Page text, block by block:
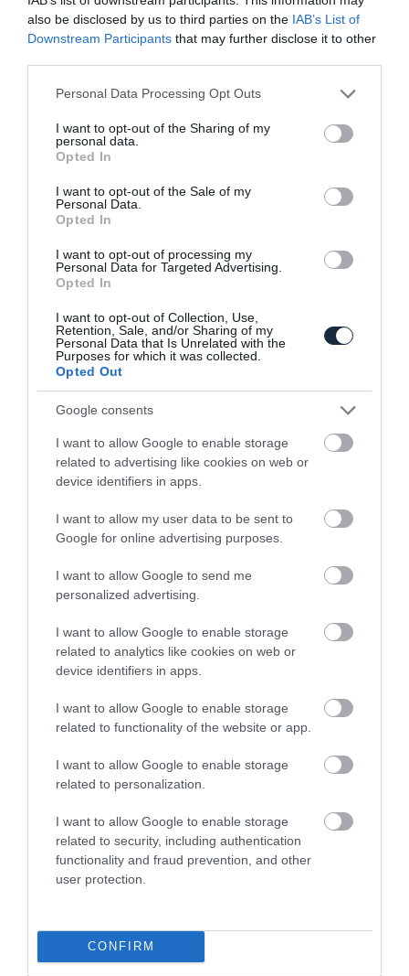
also be disclosed by us to third parties on the IAB’s List of
Downstream Participants that may further disclose it to other
Please note that this website/app uses one or more Google
not limited to your visit or usage behaviour. You may click to
grant or deny consent to Google and its third-party tags to
use your data for below specified purposes in below Google
consent section.
Personal Data Processing Opt Outs
I want to opt-out of the Sharing of my
personal data.
Opted In
I want to opt-out of the Sale of my
Personal Data.
Opted In
I want to opt-out of processing my
Personal Data for Targeted Advertising.
Opted In
I want to opt-out of Collection, Use,
Retention, Sale, and/or Sharing of my
Personal Data that Is Unrelated with the
Purposes for which it was collected.
Opted Out
Google consents
I want to allow Google to enable storage
related to advertising like cookies on web or
device identifiers in apps.
I want to allow my user data to be sent to
Google for online advertising purposes.
I want to allow Google to send me
personalized advertising.
I want to allow Google to enable storage
related to analytics like cookies on web or
device identifiers in apps.
I want to allow Google to enable storage
related to functionality of the website or app.
I want to allow Google to enable storage
related to personalization.
I want to allow Google to enable storage
related to security, including authentication
functionality and fraud prevention, and other
user protection.
CONFIRM
Csökkentene a paletta méretén és még
szorosabb…
Bejött a villanyosítás a Mercedesnek,
gyorsítaná a…
Elégedett a Maybach sikereivel a
Mercedes
Drasztikusan csökkenti a fizetéseket a
sportkocsija